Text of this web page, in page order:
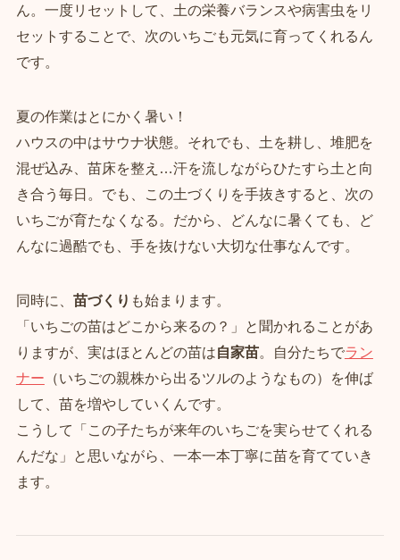
ん。一度リセットして、土の栄養バランスや病害虫をリ
セットすることで、次のいちごも元気に育ってくれるん
です。
夏の作業はとにかく暑い！
ハウスの中はサウナ状態。それでも、土を耕し、堆肥を
混ぜ込み、苗床を整え…汗を流しながらひたすら土と向
き合う毎日。でも、この土づくりを手抜きすると、次の
いちごが育たなくなる。だから、どんなに暑くても、ど
んなに過酷でも、手を抜けない大切な仕事なんです。
同時に、 苗づくり も始まります。
「いちごの苗はどこから来るの？」と聞かれることがあ
りますが、実はほとんどの苗は自家苗。自分たちでラン
ナー （いちごの親株から出るツルのようなもの）を伸ば
して、苗を増やしていくんです。
こうして「この子たちが来年のいちごを実らせてくれる
んだな」と思いながら、一本一本丁寧に苗を育てていき
ます。